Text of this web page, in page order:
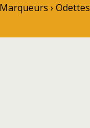
Marqueurs › Odettes